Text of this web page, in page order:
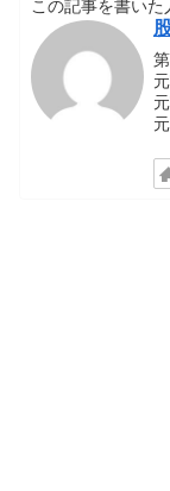
この記事を書いた